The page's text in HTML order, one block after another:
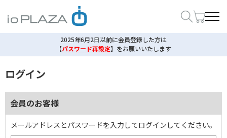
2025年6月2日以前に会員登録した方は
【パスワード再設定】 をお願いいたします
ログイン
会員のお客様
メールアドレスとパスワードを入力してログインしてください。